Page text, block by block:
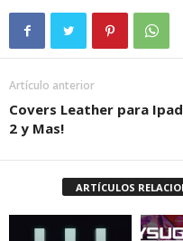
Artículo anterior
Covers Leather para Ipad
2 y Mas!
ARTÍCULOS